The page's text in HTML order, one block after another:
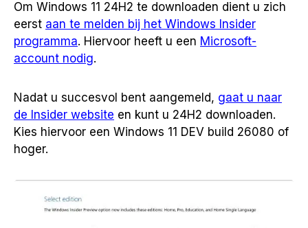
Om Windows 11 24H2 te downloaden dient u zich
eerst aan te melden bij het Windows Insider
programma. Hiervoor heeft u een Microsoft-
account nodig.
Nadat u succesvol bent aangemeld, gaat u naar
de Insider website en kunt u 24H2 downloaden.
Kies hiervoor een Windows 11 DEV build 26080 of
hoger.